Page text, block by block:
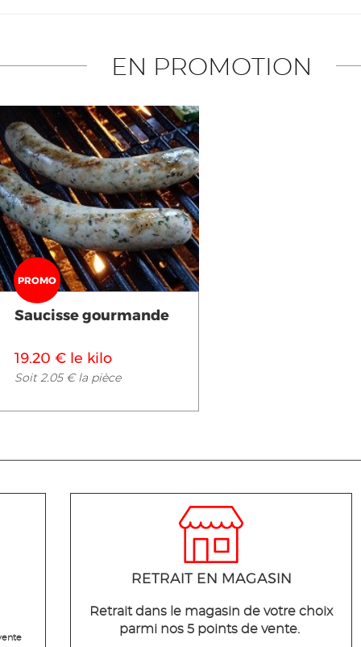
EN PROMOTION
Voir en détail
PROMO
Saucisse gourmande
19.20 € le kilo
Soit 2.05 € la pièce
RETRAIT EN MAGASIN
Retrait dans le magasin de votre choix
parmi nos 5 points de vente.